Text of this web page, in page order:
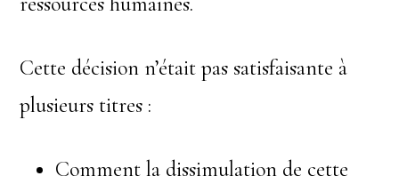
Cette décision n’était pas satisfaisante à
plusieurs titres :
Comment la dissimulation de cette